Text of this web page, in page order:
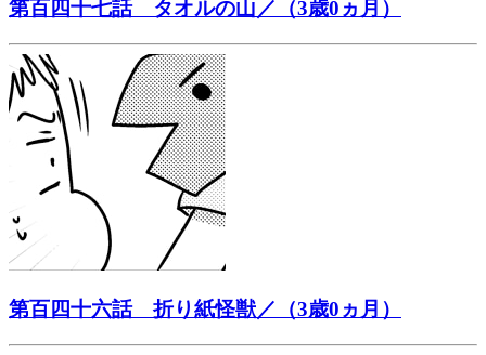
第百四十七話 タオルの山／（3歳0ヵ月）
第百四十六話 折り紙怪獣／（3歳0ヵ月）